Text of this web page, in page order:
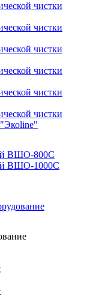
чистки
чистки
чистки
чистки
чистки
чистки
"Экоline"
ВШО-800С
ВШО-1000С